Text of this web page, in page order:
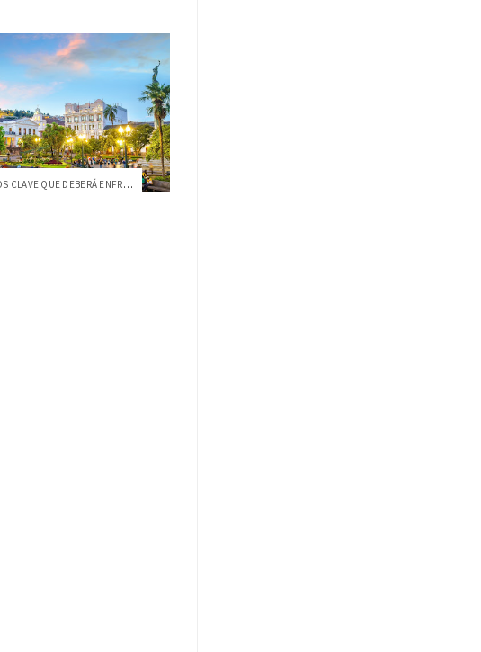
CUATRO DESAFÍOS CLAVE QUE DEBERÁ ENFRENT...